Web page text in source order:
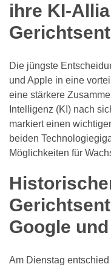
ihre KI-
Die jüngste
und Apple in eine
eine stärkere
Intelligenz (KI) nach
markiert einen
beiden
Möglichkeiten für
Google
Am Dienstag